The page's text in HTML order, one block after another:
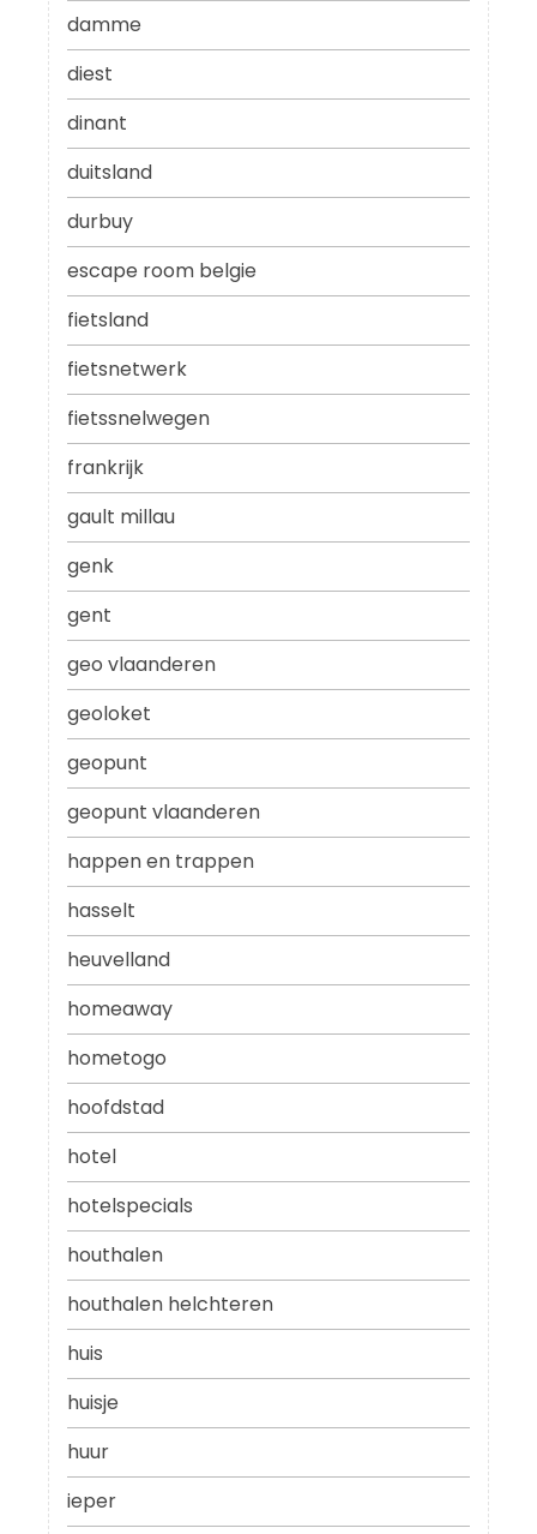
damme
diest
dinant
duitsland
durbuy
escape room belgie
fietsland
fietsnetwerk
fietssnelwegen
frankrijk
gault millau
genk
gent
geo vlaanderen
geoloket
geopunt
geopunt vlaanderen
happen en trappen
hasselt
heuvelland
homeaway
hometogo
hoofdstad
hotel
hotelspecials
houthalen
houthalen helchteren
huis
huisje
huur
ieper